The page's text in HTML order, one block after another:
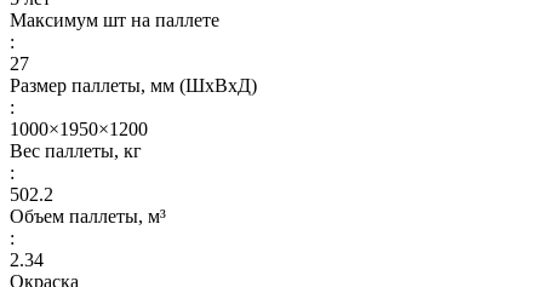
Максимум шт на паллете
:
27
Размер паллеты, мм (ШхВхД)
:
1000×1950×1200
Вес паллеты, кг
:
502.2
Объем паллеты, м³
:
2.34
Окраска